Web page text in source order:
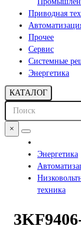
Приводная
Прочее
Сервис
Системные
Энергетика
КАТАЛОГ
×
Энергетика
техника